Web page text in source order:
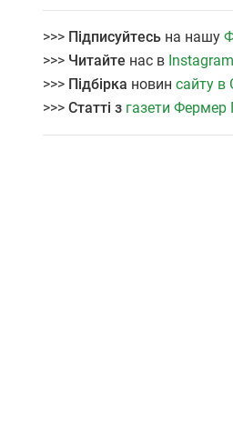
>>> Підписуйтесь на нашу
>>> Читайте нас в Instagram
>>> Підбірка новин сайту в
>>> Статті з газети Фермер